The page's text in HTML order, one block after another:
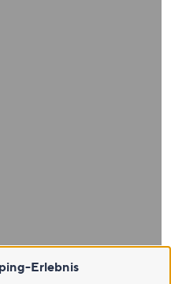
Erlebnis